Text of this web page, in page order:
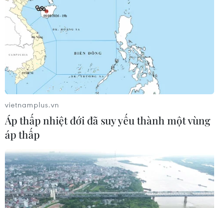
Mỹ từ chối đối xử đặc biệt với Nhật Bản về
thuế quan
24/04/2025 00:25
Đài NHK đưa tin chính quyền của Tổng thống Mỹ
Donald Trump đã thông báo với phái đoàn thương mại
vietnamplus.vn
Áp thấp nhiệt đới đã suy yếu thành một vùng
áp thấp